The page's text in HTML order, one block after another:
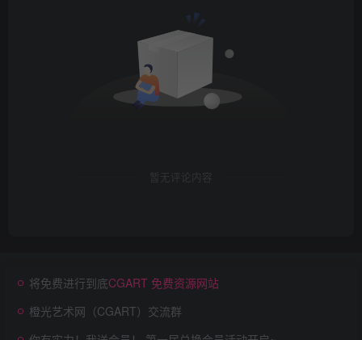
暂无评论内容
将免费进行到底CGART 免费资源网站
橙光艺术网（CGART）交流群